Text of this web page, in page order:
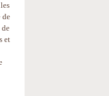
de
de
et